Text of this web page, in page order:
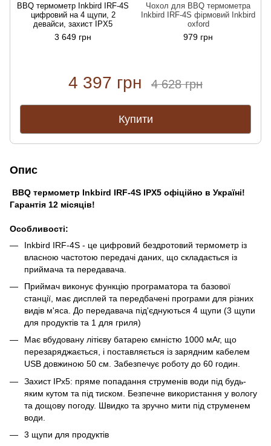
BBQ термометр Inkbird IRF-4S
цифровий на 4 щупи, 2
девайси, захист IPX5
3 649 грн
Чохол для BBQ термометра
Inkbird IRF-4S фірмовий Inkbird
oxford
979 грн
4 397 грн 4 628 грн
Купити
Опис
BBQ термометр Inkbird IRF-4S IPX5 офіційно в Україні!
Гарантія 12 місяців!
Особливості:
Inkbird IRF-4S - це цифровий бездротовий термометр із
власною частотою передачі даних, що складається із
приймача та передавача.
Приймач виконує функцію програматора та базової
станції, має дисплей та передбачені програми для різних
видів м'яса. До передавача під'єднуються 4 щупи (3 щупи
для продуктів та 1 для гриля)
Має вбудовану літієву батарею ємністю 1000 мАг, що
перезаряджається, і поставляється із зарядним кабелем
USB довжиною 50 см. Забезпечує роботу до 60 годин.
Захист IPx5: пряме попадання струменів води під будь-
яким кутом та під тиском. Безпечне використання у вологу
та дощову погоду. Швидко та зручно мити під струменем
води.
3 щупи для продуктів